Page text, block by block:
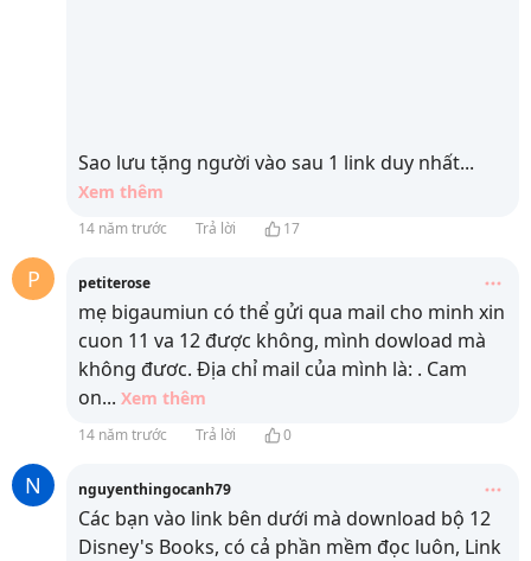
Sao lưu tặng người vào sau 1 link duy nhất...
Xem thêm
14 năm trước Trả lời 17
P petiterose
mẹ bigaumiun có thể gửi qua mail cho minh xin
cuon 11 va 12 được không, mình dowload mà
không đươc. Địa chỉ mail của mình là: . Cam
on... Xem thêm
14 năm trước Trả lời 0
N nguyenthingocanh79
Các bạn vào link bên dưới mà download bộ 12
Disney's Books, có cả phần mềm đọc luôn, Link